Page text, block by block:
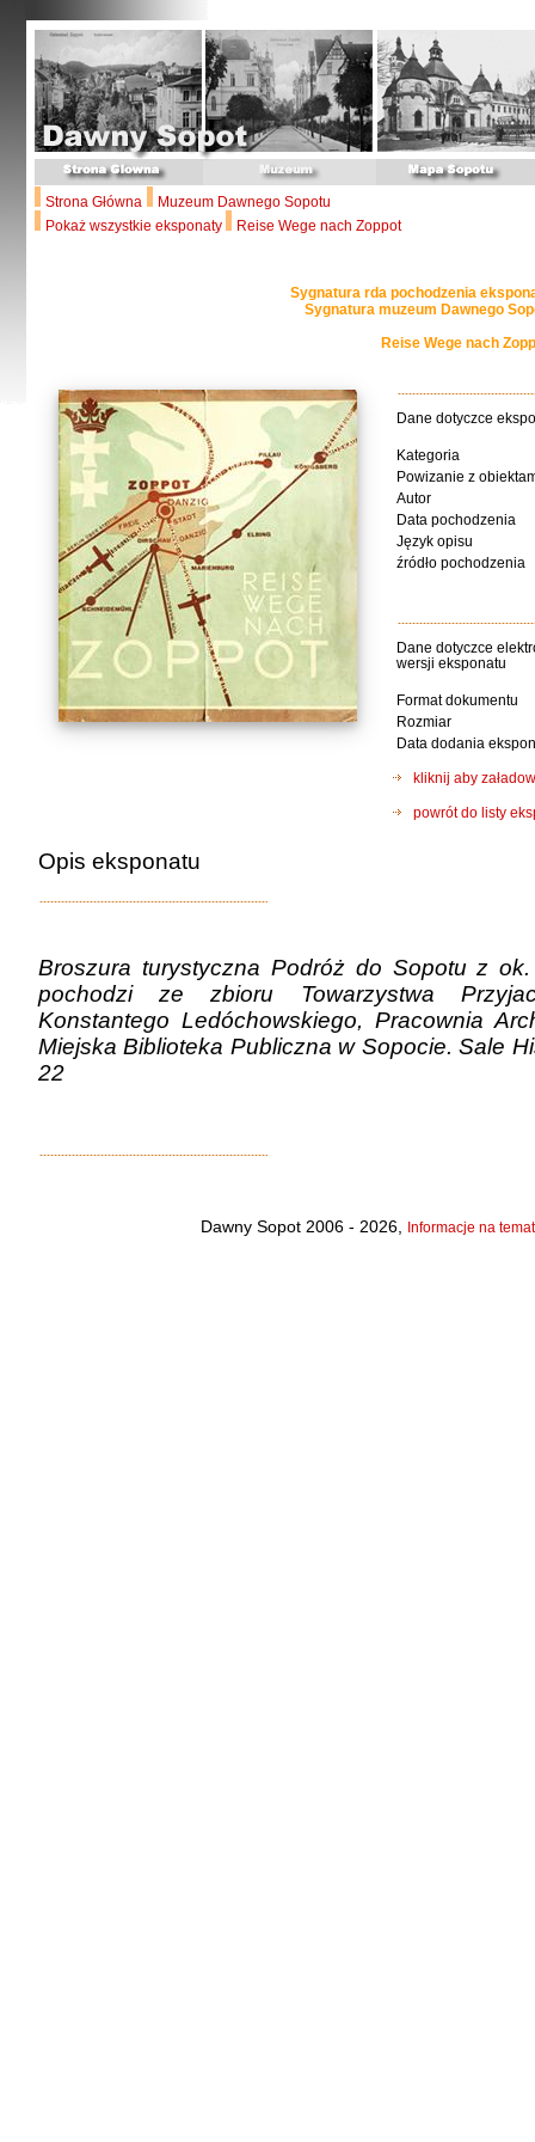
Strona Główna
Muzeum Dawnego Sopotu
Pokaż wszystkie eksponaty
Reise Wege nach Zoppot
Sygnatura rda pochodzenia
Sygnatura muzeum Dawnego
Reise Wege nach
Dane dotyczce
Kategoria
Powizanie z
Autor
Data pochodzenia
Język opisu
źródło pochodzenia
Dane dotyczce
wersji eksponatu
Format dokumentu
Rozmiar
Data dodania
kliknij aby
powrót do listy
Opis eksponatu
Broszura turystyczna Podróż do Sopotu z
pochodzi ze zbioru Towarzystwa
Konstantego Ledóchowskiego, Pracownia
Miejska Biblioteka Publiczna w Sopocie. Sale
22
Dawny Sopot 2006 - 2026, Informacje na